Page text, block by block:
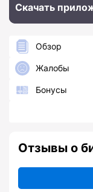
Скачать
Обзор
Жалобы
Бонусы
Отзывы о